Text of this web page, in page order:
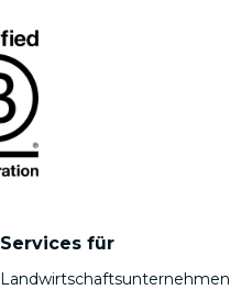
Services für
Landwirtschaftsunternehmen